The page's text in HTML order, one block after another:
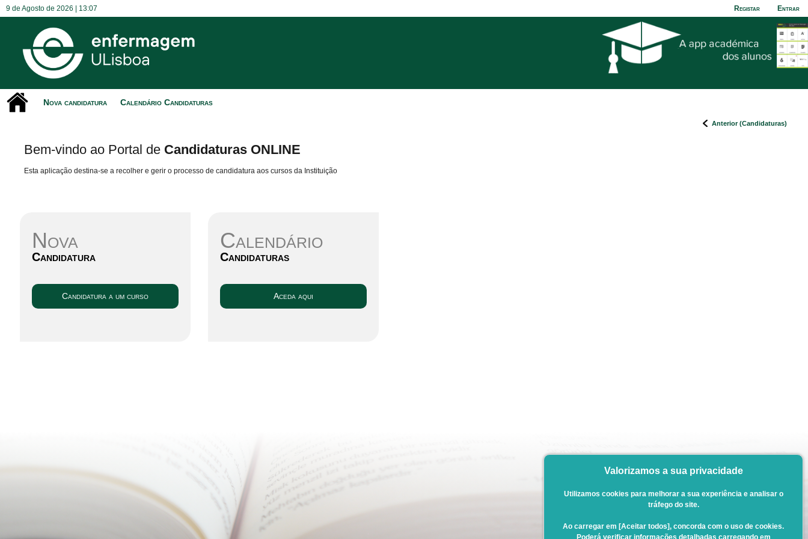
9 de Agosto de 2026 | 13:07 Registar Entrar
Nova candidatura Calendário Candidaturas
Anterior (Candidaturas)
Bem-vindo ao Portal de Candidaturas ONLINE
Esta aplicação destina-se a recolher e gerir o processo de candidatura aos cursos da Instituição
Nova
Candidatura
Candidatura a um curso
Calendário
Candidaturas
Aceda aqui
Valorizamos a sua privacidade
Utilizamos cookies para melhorar a sua experiência e analisar o
tráfego do site.
Ao carregar em [Aceitar todos], concorda com o uso de cookies.
Poderá verificar informações detalhadas carregando em